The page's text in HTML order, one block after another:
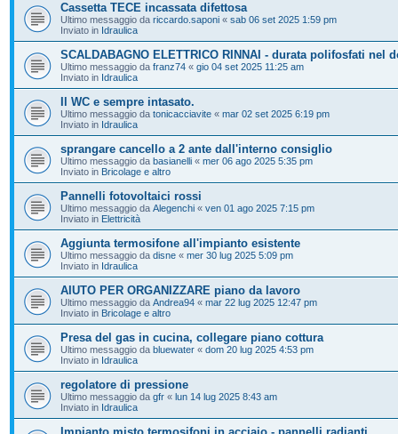
Cassetta TECE incassata difettosa
Ultimo messaggio da riccardo.saponi « sab 06 set 2025 1:59 pm
Inviato in Idraulica
SCALDABAGNO ELETTRICO RINNAI - durata polifosfati nel
Ultimo messaggio da franz74 « gio 04 set 2025 11:25 am
Inviato in Idraulica
Il WC e sempre intasato.
Ultimo messaggio da tonicacciavite « mar 02 set 2025 6:19 pm
Inviato in Idraulica
sprangare cancello a 2 ante dall'interno consiglio
Ultimo messaggio da basianelli « mer 06 ago 2025 5:35 pm
Inviato in Bricolage e altro
Pannelli fotovoltaici rossi
Ultimo messaggio da Alegenchi « ven 01 ago 2025 7:15 pm
Inviato in Elettricità
Aggiunta termosifone all'impianto esistente
Ultimo messaggio da disne « mer 30 lug 2025 5:09 pm
Inviato in Idraulica
AIUTO PER ORGANIZZARE piano da lavoro
Ultimo messaggio da Andrea94 « mar 22 lug 2025 12:47 pm
Inviato in Bricolage e altro
Presa del gas in cucina, collegare piano cottura
Ultimo messaggio da bluewater « dom 20 lug 2025 4:53 pm
Inviato in Idraulica
regolatore di pressione
Ultimo messaggio da gfr « lun 14 lug 2025 8:43 am
Inviato in Idraulica